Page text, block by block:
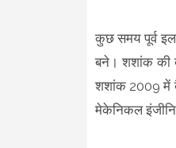
कुछ समय पूर्व
बने। शशांक की
शशांक 2009 में
मेकेनिकल